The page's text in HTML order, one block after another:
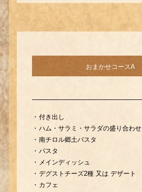
おまかせコースA
付き出し
ハム・サラミ・サラダの盛り合わせ
南チロル郷土パスタ
パスタ
メインディッシュ
デグストチーズ2種 又は デザート
カフェ